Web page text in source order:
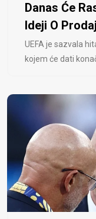
Danas Će
Ideji O
UEFA je sazvala
kojem će dati